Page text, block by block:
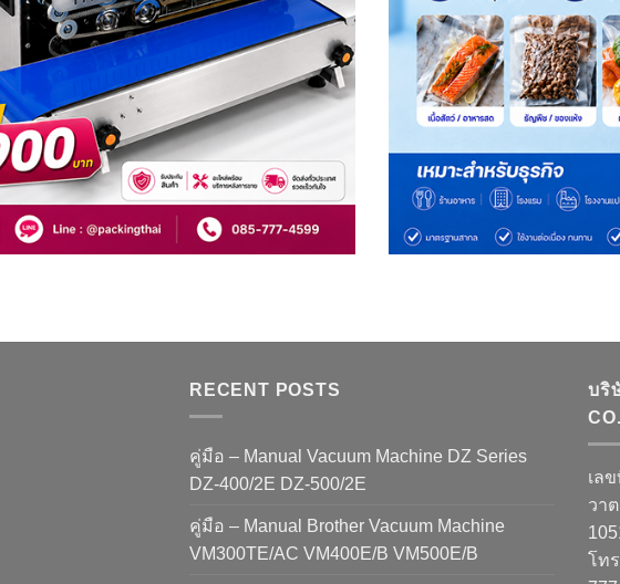
RECENT POSTS
คู่มือ – Manual Vacuum Machine DZ Series
DZ-400/2E DZ-500/2E
คู่มือ – Manual Brother Vacuum Machine
VM300TE/AC VM400E/B VM500E/B
บริ
เล
วา
โท